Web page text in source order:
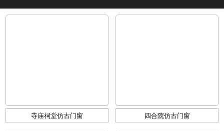
寺庙祠堂仿古门窗 四合院仿古门窗